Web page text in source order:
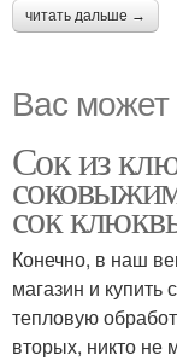
читать дальше →
Вас может
Сок из
сок
Конечно, в наш
магазин и
тепловую
вторых, никто не